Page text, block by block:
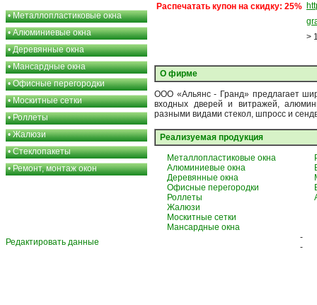
•Металлопластиковые окна
•Алюминиевые окна
•Деревянные окна
•Мансардные окна
•Офисные перегородки
•Москитные сетки
•Роллеты
•Жалюзи
•Стеклопакеты
•Ремонт, монтаж окон
Распечатать купон на скидку: 25%
>
О фирме
ООО «Альянс - Гранд» предлагает
входных дверей и витражей,
разными видами стекол, шпросс и
Реализуемая продукция
Металлопластиковые окна
Алюминиевые окна
Деревянные окна
Офисные перегородки
Роллеты
Жалюзи
Москитные сетки
Мансардные окна
Редактировать данные
-
-